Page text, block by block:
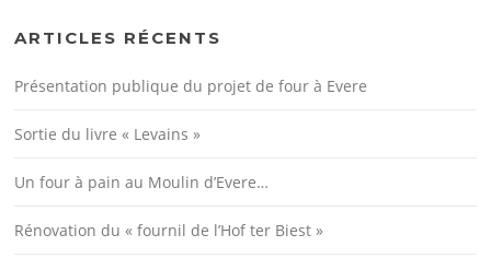
ARTICLES RÉCENTS
Présentation publique du projet de four à Evere
Sortie du livre « Levains »
Un four à pain au Moulin d’Evere…
Rénovation du « fournil de l’Hof ter Biest »